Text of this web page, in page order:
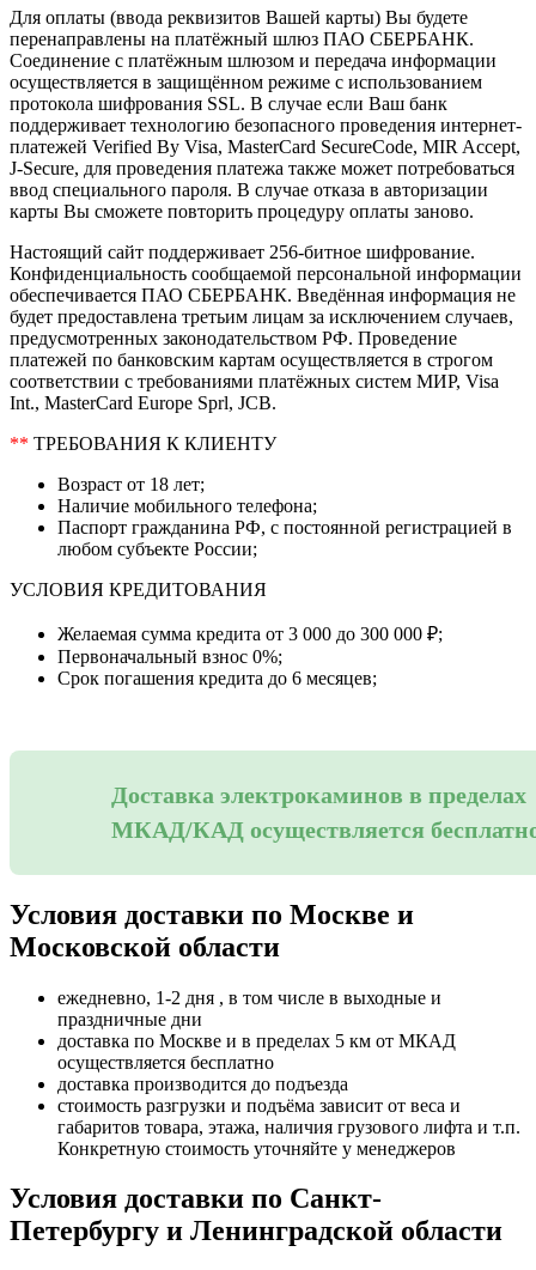
Для оплаты (ввода реквизитов Вашей карты) Вы будете
перенаправлены на платёжный шлюз ПАО СБЕРБАНК.
Соединение с платёжным шлюзом и передача информации
осуществляется в защищённом режиме с использованием
протокола шифрования SSL. В случае если Ваш банк
поддерживает технологию безопасного проведения интернет-
платежей Verified By Visa, MasterCard SecureCode, MIR Accept,
J-Secure, для проведения платежа также может потребоваться
ввод специального пароля. В случае отказа в авторизации
карты Вы сможете повторить процедуру оплаты заново.
Настоящий сайт поддерживает 256-битное шифрование.
Конфиденциальность сообщаемой персональной информации
обеспечивается ПАО СБЕРБАНК. Введённая информация не
будет предоставлена третьим лицам за исключением случаев,
предусмотренных законодательством РФ. Проведение
платежей по банковским картам осуществляется в строгом
соответствии с требованиями платёжных систем МИР, Visa
Int., MasterCard Europe Sprl, JCB.
** ТРЕБОВАНИЯ К КЛИЕНТУ
Возраст от 18 лет;
Наличие мобильного телефона;
Паспорт гражданина РФ, с постоянной регистрацией в
любом субъекте России;
УСЛОВИЯ КРЕДИТОВАНИЯ
Желаемая сумма кредита от 3 000 до 300 000 ₽;
Первоначальный взнос 0%;
Срок погашения кредита до 6 месяцев;
Доставка электрокаминов в пределах
МКАД/КАД осуществляется
Условия доставки по Москве и
Московской области
ежедневно, 1-2 дня , в том числе в выходные и
праздничные дни
доставка по Москве и в пределах 5 км от МКАД
осуществляется бесплатно
доставка производится до подъезда
стоимость разгрузки и подъёма зависит от веса и
габаритов товара, этажа, наличия грузового лифта и т.п.
Конкретную стоимость уточняйте у менеджеров
Условия доставки по Санкт-
Петербургу и Ленинградской области